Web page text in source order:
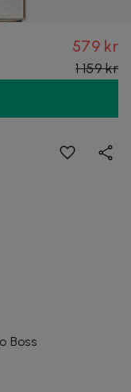
579 kr
1 159 kr
Boss